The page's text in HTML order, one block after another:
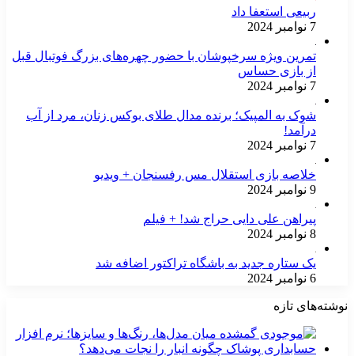
ربیعی استعفا داد
7 نوامبر 2024
تمرین ویژه سرخپوشان با حضور چهره‌های بزرگ فوتبال قبل
از بازی حساس
7 نوامبر 2024
شوک به المپیک؛ برنده مدال طلای بوکس زنان، مرد از آب
درآمد!
7 نوامبر 2024
خلاصه بازی استقلال مس رفسنجان + ویدیو
9 نوامبر 2024
پیراهن علی دایی حراج شد! + فیلم
8 نوامبر 2024
یک ستاره جدید به باشگاه تراکتور اضافه شد
6 نوامبر 2024
نوشته‌های تازه